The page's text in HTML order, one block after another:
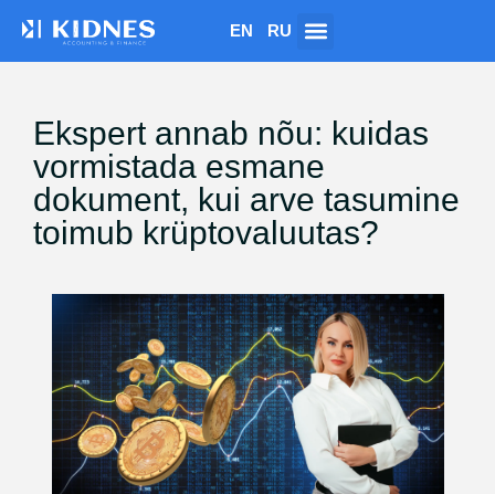
EN RU
Ekspert annab nõu: kuidas
vormistada esmane
dokument, kui arve tasumine
toimub krüptovaluutas?